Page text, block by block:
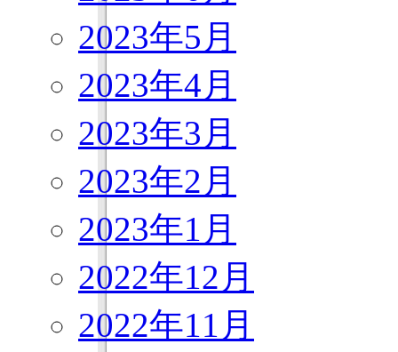
2023年5月
2023年4月
2023年3月
2023年2月
2023年1月
2022年12月
2022年11月